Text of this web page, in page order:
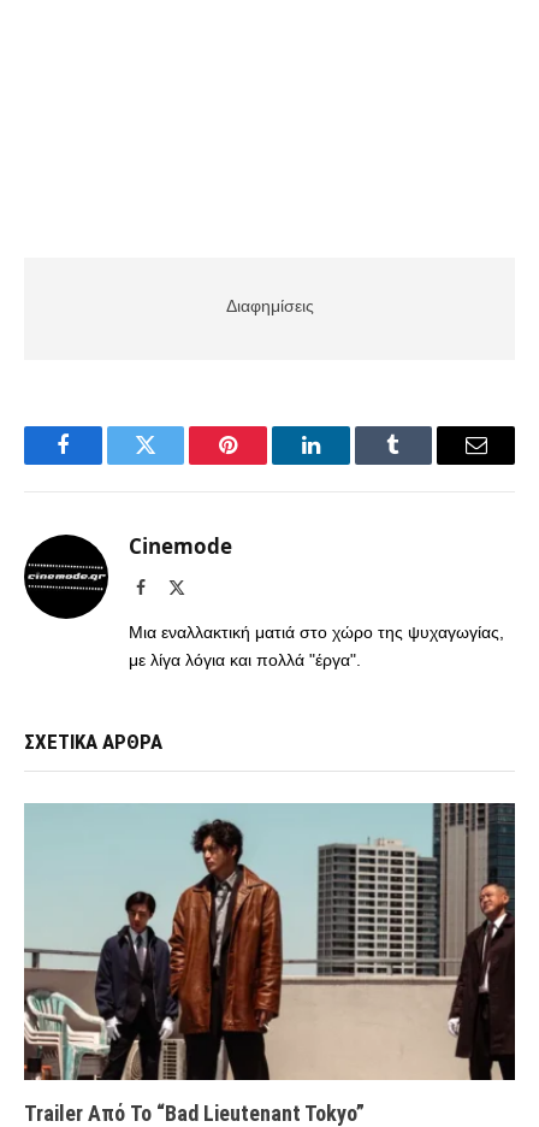
Διαφημίσεις
FacebookTwitter Pinterest LinkedInTumblr Email
Cinemode
Facebook
Μια εναλλακτική ματιά στο χώρο της ψυχαγωγίας,
με λίγα λόγια και πολλά "έργα".
ΣΧΕΤΙΚΑ ΑΡΘΡΑ
Trailer Από Το “Bad Lieutenant Tokyo”